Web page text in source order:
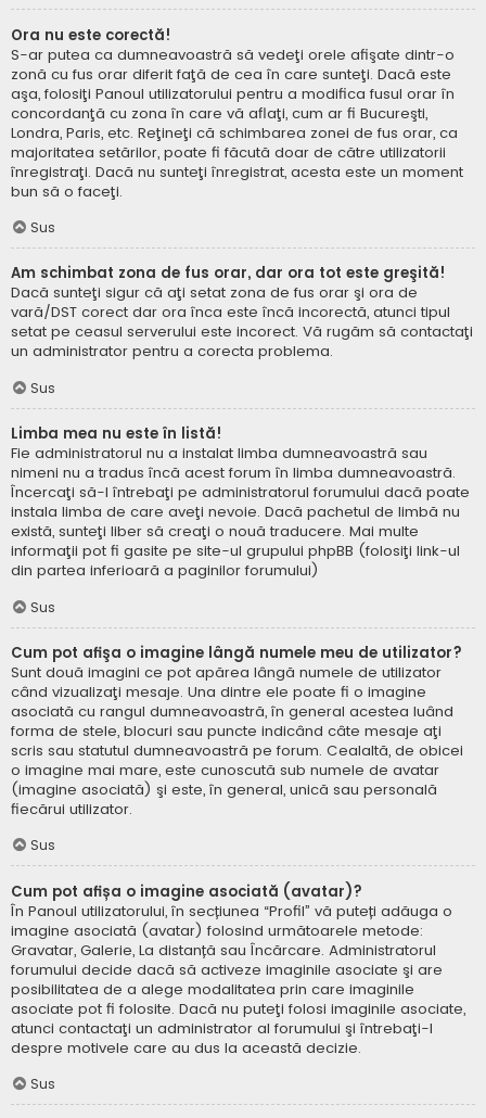
Ora nu este corectă!
S-ar putea ca dumneavoastră să vedeţi orele afişate dintr-o
zonă cu fus orar diferit faţă de cea în care sunteţi. Dacă este
aşa, folosiţi Panoul utilizatorului pentru a modifica fusul orar în
concordanţă cu zona în care vă aflaţi, cum ar fi Bucureşti,
Londra, Paris, etc. Reţineţi că schimbarea zonei de fus orar, ca
majoritatea setărilor, poate fi făcută doar de către utilizatorii
înregistraţi. Dacă nu sunteţi înregistrat, acesta este un moment
bun să o faceţi.
Sus
Am schimbat zona de fus orar, dar ora tot este greşită!
Dacă sunteţi sigur că aţi setat zona de fus orar şi ora de
vară/DST corect dar ora înca este încă incorectă, atunci tipul
setat pe ceasul serverului este incorect. Vă rugăm să contactaţi
un administrator pentru a corecta problema.
Sus
Limba mea nu este în listă!
Fie administratorul nu a instalat limba dumneavoastră sau
nimeni nu a tradus încă acest forum în limba dumneavoastră.
Încercaţi să-l întrebaţi pe administratorul forumului dacă poate
instala limba de care aveţi nevoie. Dacă pachetul de limbă nu
există, sunteţi liber să creaţi o nouă traducere. Mai multe
informaţii pot fi gasite pe site-ul grupului phpBB (folosiţi link-ul
din partea inferioară a paginilor forumului)
Sus
Cum pot afişa o imagine lângă numele meu de utilizator?
Sunt două imagini ce pot apărea lângă numele de utilizator
când vizualizaţi mesaje. Una dintre ele poate fi o imagine
asociată cu rangul dumneavoastră, în general acestea luând
forma de stele, blocuri sau puncte indicând câte mesaje aţi
scris sau statutul dumneavoastră pe forum. Cealaltă, de obicei
o imagine mai mare, este cunoscută sub numele de avatar
(imagine asociată) şi este, în general, unică sau personală
fiecărui utilizator.
Sus
Cum pot afișa o imagine asociată (avatar)?
În Panoul utilizatorului, în secțiunea “Profil” vă puteți adăuga o
imagine asociată (avatar) folosind următoarele metode:
Gravatar, Galerie, La distanță sau Încărcare. Administratorul
forumului decide dacă să activeze imaginile asociate şi are
posibilitatea de a alege modalitatea prin care imaginile
asociate pot fi folosite. Dacă nu puteţi folosi imaginile asociate,
atunci contactaţi un administrator al forumului şi întrebaţi-l
despre motivele care au dus la această decizie.
Sus